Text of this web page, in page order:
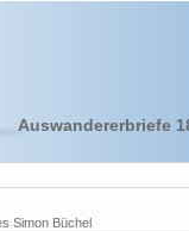
Auswandererbriefe
Simon Büchel